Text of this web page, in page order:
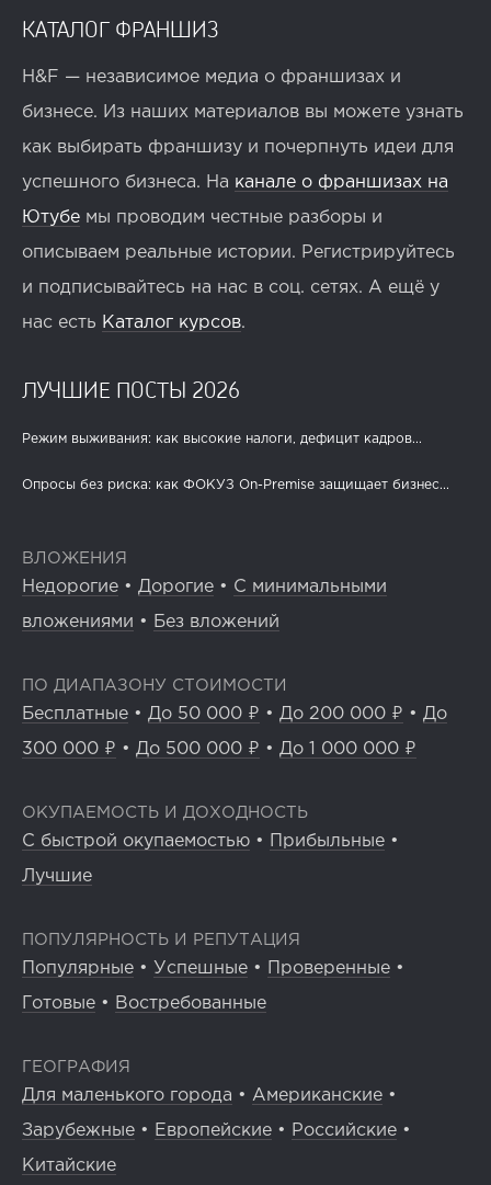
КАТАЛОГ ФРАНШИЗ
H&F — независимое медиа о франшизах и
бизнесе. Из наших материалов вы можете узнать
как выбирать франшизу и почерпнуть идеи для
успешного бизнеса. На канале о франшизах на
Ютубе мы проводим честные разборы и
описываем реальные истории. Регистрируйтесь
и подписывайтесь на нас в соц. сетях. А ещё у
нас есть Каталог курсов.
ЛУЧШИЕ ПОСТЫ 2026
Режим выживания: как высокие налоги, дефицит кадров...
Опросы без риска: как ФОКУЗ On-Premise защищает бизнес...
ВЛОЖЕНИЯ
Недорогие • Дорогие • С минимальными
вложениями • Без вложений
ПО ДИАПАЗОНУ СТОИМОСТИ
Бесплатные • До 50 000 ₽ • До 200 000 ₽ • До
300 000 ₽ • До 500 000 ₽ • До 1 000 000 ₽
ОКУПАЕМОСТЬ И ДОХОДНОСТЬ
С быстрой окупаемостью • Прибыльные •
Лучшие
ПОПУЛЯРНОСТЬ И РЕПУТАЦИЯ
Популярные • Успешные • Проверенные •
Готовые • Востребованные
ГЕОГРАФИЯ
Для маленького города • Американские •
Зарубежные • Европейские • Российские •
Китайские